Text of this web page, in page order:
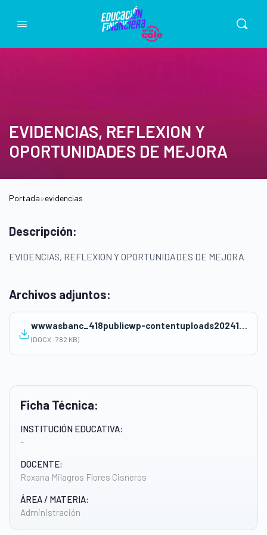
EVIDENCIAS, REFLEXION Y
OPORTUNIDADES DE MEJORA
Portada»evidencias
Ficha Técnica:
INSTITUCIÓN EDUCATIVA:
-
DOCENTE:
Roxana Milagros Flores Cisneros
ÁREA / MATERIA:
Administración
Descripción:
EVIDENCIAS, REFLEXION Y OPORTUNIDADES DE MEJORA
Archivos adjuntos:
wwwasbanc_418publicwp-contentuploads202411EVIDENCIAS-REFLEXION-Y-OPORTUNIDADES-DE-MEJORA.docx
(DOCX · 782 KB)